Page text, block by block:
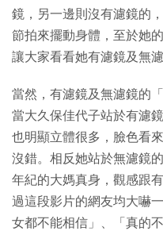
鏡，另一邊則沒有濾鏡的
節拍來擺動身體，至於她
讓大家看看她有濾鏡及無
當然，有濾鏡及無濾鏡的
當大久保佳代子站於有濾
也明顯立體很多，臉色看
沒錯。相反她站於無濾鏡
年紀的大媽真身，觀感跟
過這段影片的網友均大嚇
女都不能相信」、「真的